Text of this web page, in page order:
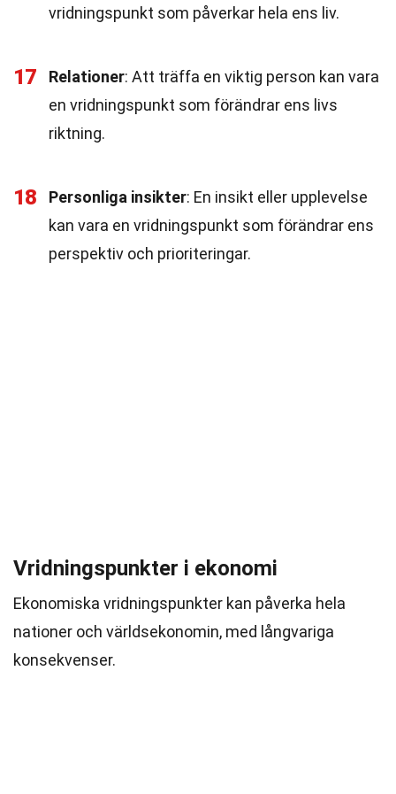
vridningspunkt som påverkar hela ens liv.
17 Relationer: Att träffa en viktig person kan vara
en vridningspunkt som förändrar ens livs
riktning.
18 Personliga insikter: En insikt eller upplevelse
kan vara en vridningspunkt som förändrar ens
perspektiv och prioriteringar.
Vridningspunkter i ekonomi
Ekonomiska vridningspunkter kan påverka hela
nationer och världsekonomin, med långvariga
konsekvenser.